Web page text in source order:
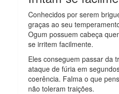
Conhecidos por serem
graças ao seu
Ogum possuem cabeça
se irritem facilmente.
Eles conseguem passar da
ataque de fúria em
coerência. Falma o que
não toleram traições.